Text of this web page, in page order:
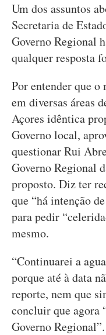
Um dos assuntos
Secretaria de
Governo Regional
qualquer resposta
Por entender que o
em diversas áreas
Açores idêntica
Governo local,
questionar Rui
Governo Regional
proposto. Diz ter
que “há intenção
para pedir
mesmo.
“Continuarei a
porque até à data
reporte, nem que
concluir que agora
Governo Regional”.